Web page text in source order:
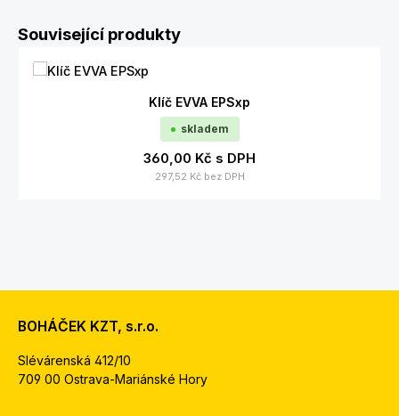
Přeskočit galerii produktů
Související produkty
Klíč EVVA EPSxp
skladem
360,00 Kč s DPH
297,52 Kč bez DPH
BOHÁČEK KZT, s.r.o.
Slévárenská 412/10
709 00 Ostrava-Mariánské Hory